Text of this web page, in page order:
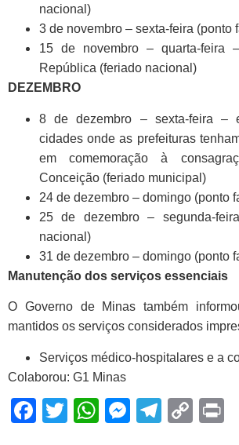
nacional)
3 de novembro – sexta-feira (ponto
15 de novembro – quarta-feira
República (feriado nacional)
DEZEMBRO
8 de dezembro – sexta-feira –
cidades onde as prefeituras
em comemoração à
Conceição (feriado municipal)
24 de dezembro – domingo (ponto
25 de dezembro – segunda-
nacional)
31 de dezembro – domingo (ponto
Manutenção dos serviços essenciais
O Governo de Minas também
mantidos os serviços considerados
Serviços médico-hospitalares e a c
Colaborou: G1 Minas
Facebook
Twitter
WhatsApp
Copy